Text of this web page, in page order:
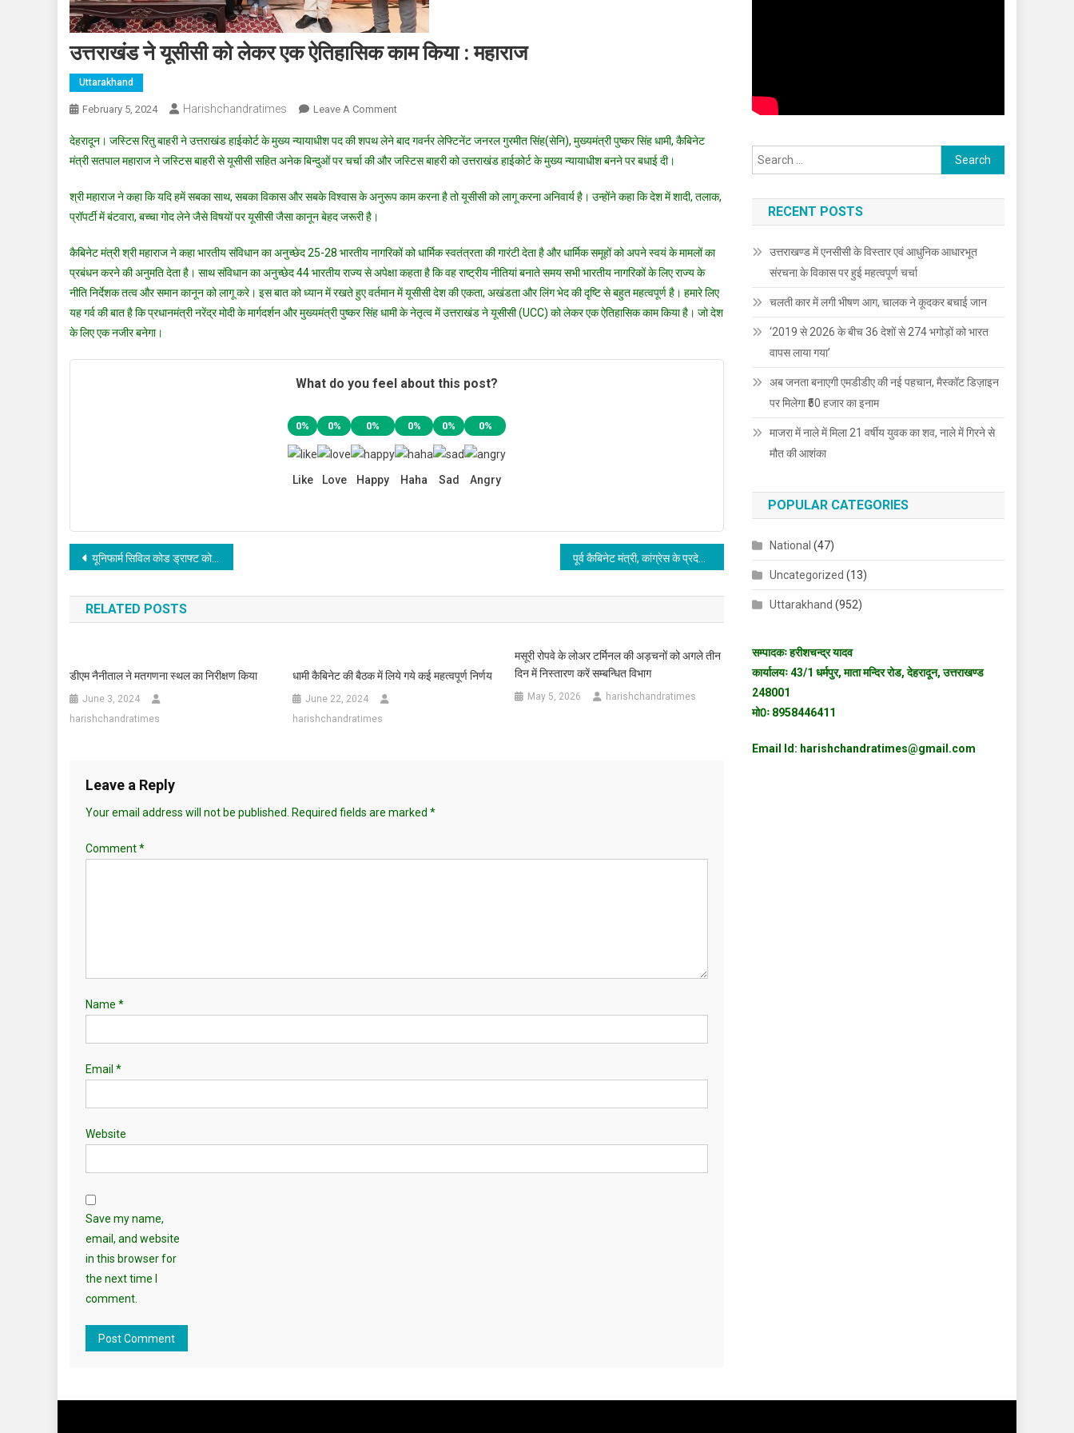
उत्तराखंड ने यूसीसी को लेकर एक ऐतिहासिक काम किया : महाराज
Uttarakhand
February 5, 2024 Harishchandratimes Leave A CommentOn
ने
यूसीसी
लेकर
काम
किया
:
महाराज
देहरादून। जस्टिस रितु बाहरी ने उत्तराखंड हाईकोर्ट के मुख्य न्यायाधीश पद की शपथ लेने बाद गवर्नर लेफ्टिनेंट जनरल गुरमीत सिंह(सेनि), मुख्यमंत्री पुष्कर सिंह धामी, कैबिनेट
मंत्री सतपाल महाराज ने जस्टिस बाहरी से यूसीसी सहित अनेक बिन्दुओं पर चर्चा की और जस्टिस बाहरी को उत्तराखंड हाईकोर्ट के मुख्य न्यायाधीश बनने पर बधाई दी।
श्री महाराज ने कहा कि यदि हमें सबका साथ, सबका विकास और सबके विश्वास के अनुरूप काम करना है तो यूसीसी को लागू करना अनिवार्य है। उन्होंने कहा कि देश में शादी, तलाक,
प्रॉपर्टी में बंटवारा, बच्चा गोद लेने जैसे विषयों पर यूसीसी जैसा कानून बेहद जरूरी है।
कैबिनेट मंत्री श्री महाराज ने कहा भारतीय संविधान का अनुच्छेद 25-28 भारतीय नागरिकों को धार्मिक स्वतंत्रता की गारंटी देता है और धार्मिक समूहों को अपने स्वयं के मामलों का
प्रबंधन करने की अनुमति देता है। साथ संविधान का अनुच्छेद 44 भारतीय राज्य से अपेक्षा कहता है कि वह राष्ट्रीय नीतियां बनाते समय सभी भारतीय नागरिकों के लिए राज्य के
नीति निर्देशक तत्व और समान कानून को लागू करे। इस बात को ध्यान में रखते हुए वर्तमान में यूसीसी देश की एकता, अखंडता और लिंग भेद की दृष्टि से बहुत महत्वपूर्ण है। हमारे लिए
यह गर्व की बात है कि प्रधानमंत्री नरेंद्र मोदी के मार्गदर्शन और मुख्यमंत्री पुष्कर सिंह धामी के नेतृत्व में उत्तराखंड ने यूसीसी (UCC) को लेकर एक ऐतिहासिक काम किया है। जो देश
के लिए एक नजीर बनेगा।
What do you feel about this post?
0%
Like
0%
Love
0%
Happy
0%
Haha
0%
Sad
0%
Angry
Post
navigation
यूनिफार्म सिविल कोड ड्राफ्ट को कैबिनेट की मंजूरी, 6 फरवरी को विधानसभा में पेश होगा विधेयक
RELATED POSTS
डीएम नैनीताल ने मतगणना स्थल का निरीक्षण किया
June 3, 2024
harishchandratimes
धामी कैबिनेट की बैठक में लिये गये कई महत्वपूर्ण निर्णय
June 22, 2024
harishchandratimes
मसूरी रोपवे के लोअर टर्मिनल की अड़चनों को अगले तीन
दिन में निस्तारण करें सम्बन्धित विभाग
May 5, 2026 harishchandratimes
Leave a Reply
Your email address will not be published. Required fields are marked *
Comment*
Name *
Email *
Website
Save my name,
email, and website
in this browser for
the next time I
comment.
Search
for:
RECENT POSTS
उत्तराखण्ड में एनसीसी के विस्तार एवं आधुनिक आधारभूत
संरचना के विकास पर हुई महत्वपूर्ण चर्चा
चलती कार में लगी भीषण आग, चालक ने कूदकर बचाई जान
‘2019 से 2026 के बीच 36 देशों से 274 भगोड़ों को भारत
वापस लाया गया’
अब जनता बनाएगी एमडीडीए की नई पहचान, मैस्कॉट डिज़ाइन
पर मिलेगा ₹50 हजार का इनाम
माजरा में नाले में मिला 21 वर्षीय युवक का शव, नाले में गिरने से
मौत की आशंका
POPULAR CATEGORIES
National (47)
Uncategorized (13)
Uttarakhand (952)
सम्पादकः हरीशचन्द्र यादव
कार्यालयः 43/1 धर्मपुर, माता मन्दिर रोड, देहरादून, उत्तराखण्ड
248001
मो0ः 8958446411
Email Id: harishchandratimes@gmail.com